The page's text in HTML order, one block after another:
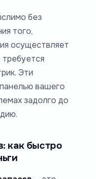
без
того,
осуществляет
Эти
вашего
задолго до
как быстро